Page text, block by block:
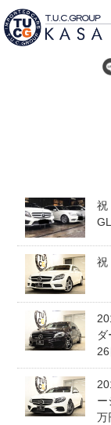
全国納車
買取無料査定
スタッフ紹介
お問い合わ
スタッフ
ホーム
祝
祝
26
ー
万